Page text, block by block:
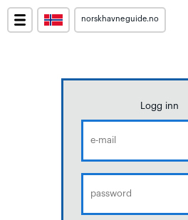
norskhavneguide.no
Logg inn